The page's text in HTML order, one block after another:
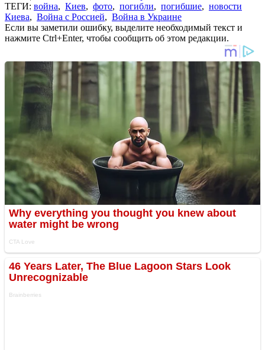
ТЕГИ: война, Киев, фото, погибли, погибшие, новости
Киева, Война с Россией, Война в Украине
Если вы заметили ошибку, выделите необходимый текст и
нажмите Ctrl+Enter, чтобы сообщить об этом редакции.